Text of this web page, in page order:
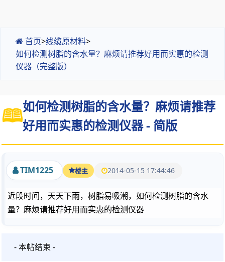
首页>线缆原材料>
如何检测树脂的含水量？麻烦请推荐好用而实惠的检测
仪器（完整版）
如何检测树脂的含水量？麻烦请推荐
好用而实惠的检测仪器 - 简版
TIM1225 楼主 2014-05-15 17:44:46
近段时间，天天下雨，树脂易吸潮，如何检测树脂的含水
量？麻烦请推荐好用而实惠的检测仪器
- 本帖结束 -